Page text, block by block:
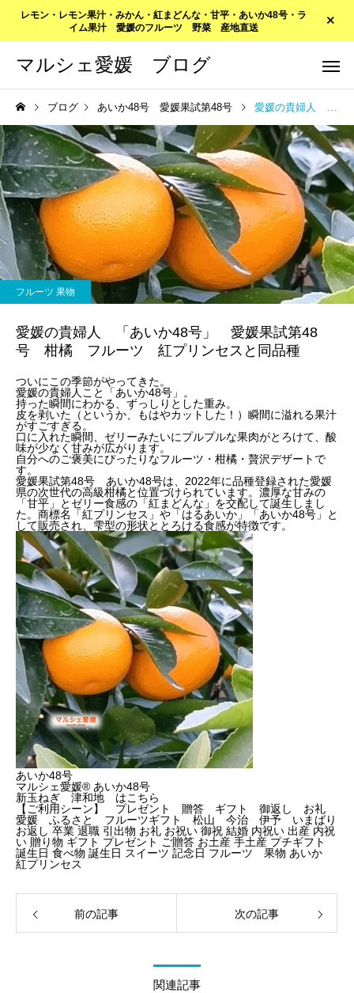
レモン・レモン果汁・みかん・紅まどんな・甘平・あいか48号・ラ
イム果汁 愛媛のフルーツ 野菜 産地直送
マルシェ愛媛 ブログ
ブログ あいか48号 愛媛果試第48号 愛媛の貴婦人 「あいか48号」 愛媛果試第48号 柑橘 フルーツ 紅プリンセスと同品種
フルーツ 果物
愛媛の貴婦人 「あいか48号」 愛媛果試第48
号 柑橘 フルーツ 紅プリンセスと同品種
ついにこの季節がやってきた。
愛媛の貴婦人こと「あいか48号」。
持った瞬間にわかる、ずっしりとした重み。
皮を剥いた（というか、もはやカットした！）瞬間に溢れる果汁
がすごすぎる。
口に入れた瞬間、ゼリーみたいにプルプルな果肉がとろけて、酸
味が少なく甘みが広がります。
自分へのご褒美にぴったりなフルーツ・柑橘・贅沢デザートで
す。
愛媛果試第48号 あいか48号は、2022年に品種登録された愛媛
県の次世代の高級柑橘と位置づけられています。濃厚な甘みの
「甘平」とゼリー食感の「紅まどんな」を交配して誕生しまし
た。商標名「紅プリンセス」や「はるあいか」「あいか48号」と
して販売され、雫型の形状ととろける食感が特徴です。
あいか48号
マルシェ愛媛® あいか48号
新玉ねぎ 津和地 はこちら
【ご利用シーン】 プレゼント 贈答 ギフト 御返し お礼
愛媛 ふるさと フルーツギフト 松山 今治 伊予 いまばり
お返し 卒業 退職 引出物 お礼 お祝い 御祝 結婚 内祝い 出産 内祝
い 贈り物 ギフト プレゼント ご贈答 お土産 手土産 プチギフト
誕生日 食べ物 誕生日 スイーツ 記念日 フルーツ 果物 あいか
紅プリンセス
前の記事 次の記事
関連記事